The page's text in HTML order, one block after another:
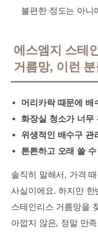
불편한 정도는 아니
에스엠지 스테
거름망, 이런
머리카락 때문에 배
화장실 청소가 너무
위생적인 배수구 관
튼튼하고 오래 쓸
솔직히 말해서, 가격
사실이에요. 하지만 한
스테인리스 거름망을
아깝지 않은, 정말 만